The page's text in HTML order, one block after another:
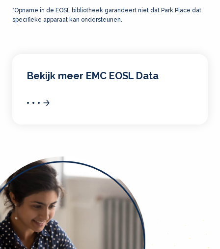
*Opname in de EOSL bibliotheek garandeert niet dat Park Place dat
specifieke apparaat kan ondersteunen.
Bekijk meer EMC EOSL Data